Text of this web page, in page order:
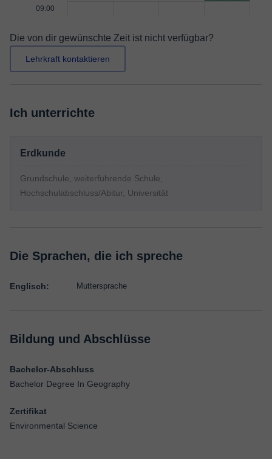
09:00
Die von dir gewünschte Zeit ist nicht verfügbar?
Lehrkraft kontaktieren
Ich unterrichte
Erdkunde
Grundschule, weiterführende Schule,
Hochschulabschluss/Abitur, Universität
Die Sprachen, die ich spreche
Englisch: Muttersprache
Bildung und Abschlüsse
Bachelor-Abschluss
Bachelor Degree In Geography
Zertifikat
Environmental Science